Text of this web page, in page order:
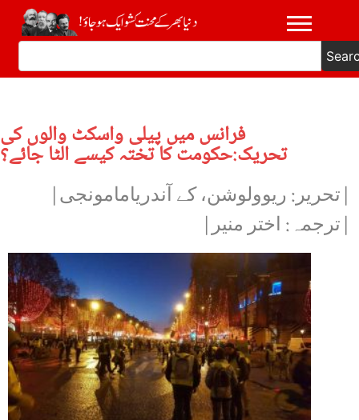
فرانس میں پیلی واسکٹ والوں کی
تحریک:حکومت کا تختہ کیسے الٹا جائے؟
|تحریر: ریوولوشن، کے آندریامامونجی|
|ترجمہ: اختر منیر|